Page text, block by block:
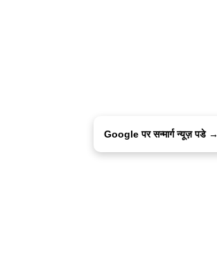
Google पर सन्मार्ग न्यूज़ पडे →